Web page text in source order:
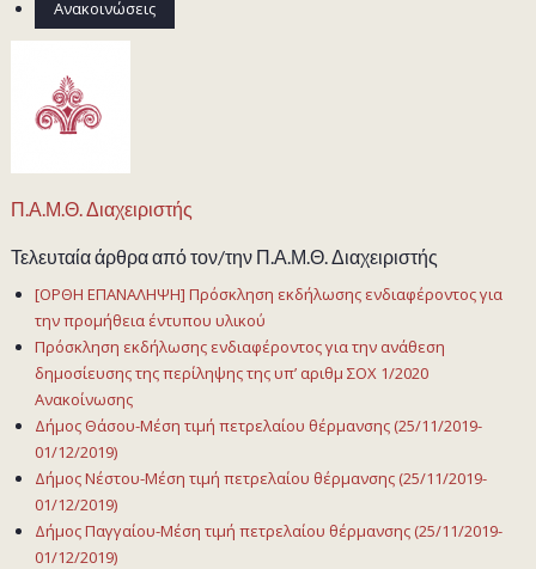
Ανακοινώσεις
Π.Α.Μ.Θ. Διαχειριστής
Τελευταία άρθρα από τον/την Π.Α.Μ.Θ. Διαχειριστής
[ΟΡΘΗ ΕΠΑΝΑΛΗΨΗ] Πρόσκληση εκδήλωσης ενδιαφέροντος για
την προμήθεια έντυπου υλικού
Πρόσκληση εκδήλωσης ενδιαφέροντος για την ανάθεση
δημοσίευσης της περίληψης της υπ’ αριθμ ΣΟΧ 1/2020
Ανακοίνωσης
Δήμος Θάσου-Μέση τιμή πετρελαίου θέρμανσης (25/11/2019-
01/12/2019)
Δήμος Νέστου-Μέση τιμή πετρελαίου θέρμανσης (25/11/2019-
01/12/2019)
Δήμος Παγγαίου-Μέση τιμή πετρελαίου θέρμανσης (25/11/2019-
01/12/2019)